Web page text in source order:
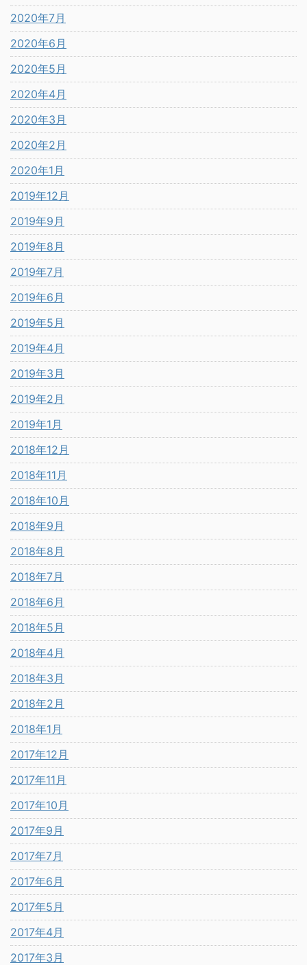
2020年7月
2020年6月
2020年5月
2020年4月
2020年3月
2020年2月
2020年1月
2019年12月
2019年9月
2019年8月
2019年7月
2019年6月
2019年5月
2019年4月
2019年3月
2019年2月
2019年1月
2018年12月
2018年11月
2018年10月
2018年9月
2018年8月
2018年7月
2018年6月
2018年5月
2018年4月
2018年3月
2018年2月
2018年1月
2017年12月
2017年11月
2017年10月
2017年9月
2017年7月
2017年6月
2017年5月
2017年4月
2017年3月